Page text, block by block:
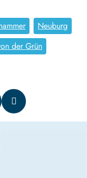
Neuburg
der Grün